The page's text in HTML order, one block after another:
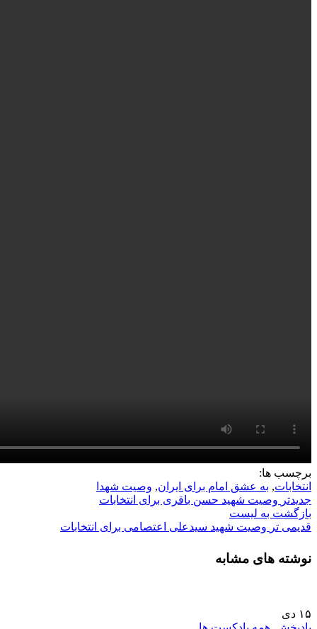
برچسب ها:
انتخابات, به عشق امام برای ایران, وصیت شهدا
جدیدتر وصیت شهید حسن باقری برای انتخابات
بازگشت به لیست
قدیمی تر وصیت شهید سیدعلی اعتصامی برای انتخابات
نوشته های مشابه
۱۵ دی